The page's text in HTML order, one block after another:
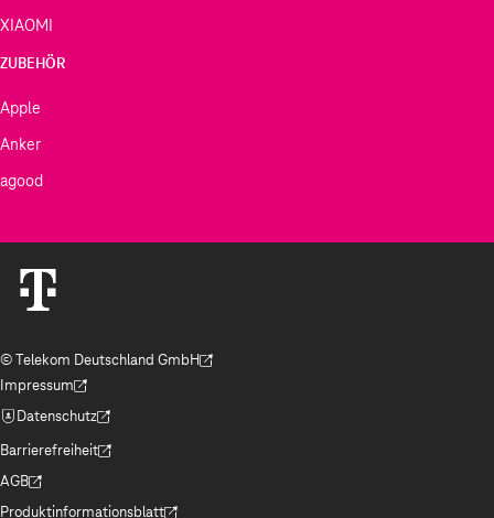
XIAOMI
ZUBEHÖR
Apple
Anker
agood
© Telekom Deutschland GmbH
(Der Link wird in einem neuen Tab geöffnet)
Impressum
(Der Link wird in einem neuen Tab geöffnet)
Datenschutz
(Der Link wird in einem neuen Tab geöffnet)
Barrierefreiheit
(Der Link wird in einem neuen Tab geöffnet)
AGB
(Der Link wird in einem neuen Tab geöffnet)
Produktinformationsblatt